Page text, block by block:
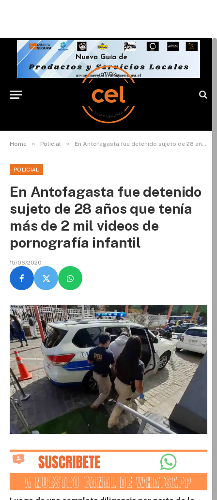
Home » Policial » En Antofagasta fue detenido sujeto de 28 años que tenía más de 2 mil videos de pornografía infantil
POLICIAL
En Antofagasta fue detenido
sujeto de 28 años que tenía
más de 2 mil videos de
pornografía infantil
15/06/2020